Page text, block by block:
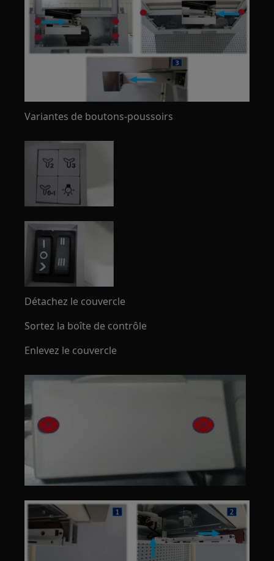
Variantes de boutons-poussoirs
Détachez le couvercle
Sortez la boîte de contrôle
Enlevez le couvercle